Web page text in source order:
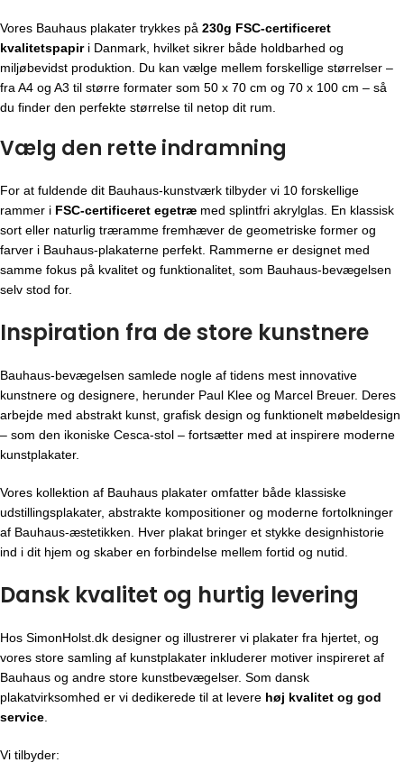
Vores Bauhaus plakater trykkes på 230g FSC-certificeret
kvalitetspapiri Danmark, hvilket sikrer både holdbarhed og
miljøbevidst produktion. Du kan vælge mellem forskellige størrelser –
fra A4 og A3 til større formater som 50 x 70 cm og 70 x 100 cm – så
du finder den perfekte størrelse til netop dit rum.
Vælg den rette indramning
For at fuldende dit Bauhaus-kunstværk tilbyder vi 10 forskellige
rammer i FSC-certificeret egetræ med splintfri akrylglas. En klassisk
sort eller naturlig træramme fremhæver de geometriske former og
farver i Bauhaus-plakaterne perfekt. Rammerne er designet med
samme fokus på kvalitet og funktionalitet, som Bauhaus-bevægelsen
selv stod for.
Inspiration fra de store kunstnere
Bauhaus-bevægelsen samlede nogle af tidens mest innovative
kunstnere og designere, herunder Paul Klee og Marcel Breuer. Deres
arbejde med abstrakt kunst, grafisk design og funktionelt møbeldesign
– som den ikoniske Cesca-stol – fortsætter med at inspirere moderne
kunstplakater.
Vores kollektion af Bauhaus plakater omfatter både klassiske
udstillingsplakater, abstrakte kompositioner og moderne fortolkninger
af Bauhaus-æstetikken. Hver plakat bringer et stykke designhistorie
ind i dit hjem og skaber en forbindelse mellem fortid og nutid.
Dansk kvalitet og hurtig levering
Hos SimonHolst.dk designer og illustrerer vi plakater fra hjertet, og
vores store samling af kunstplakater inkluderer motiver inspireret af
Bauhaus og andre store kunstbevægelser. Som dansk
plakatvirksomhed er vi dedikerede til at levere høj kvalitet og god
service
Vi tilbyder: